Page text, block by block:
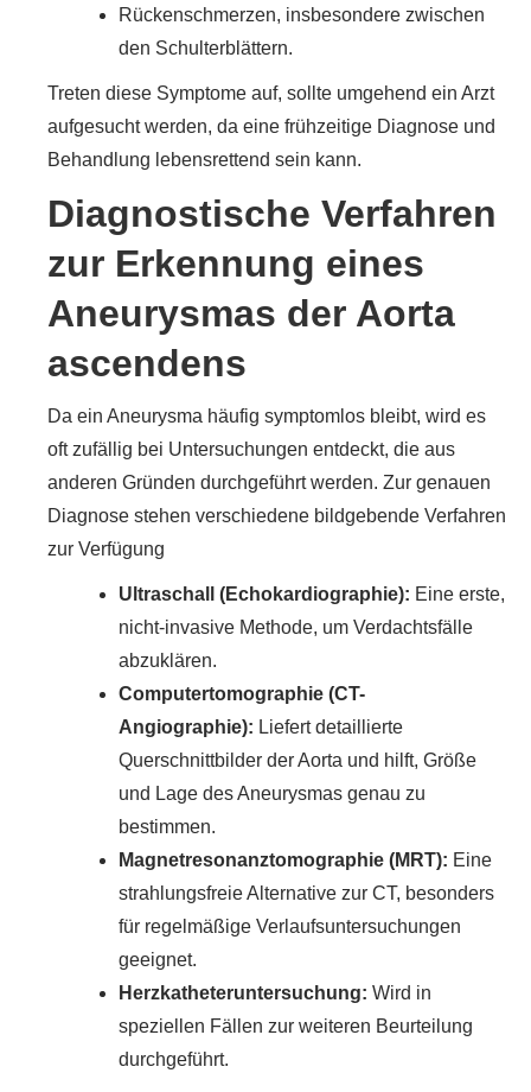
Rückenschmerzen, insbesondere zwischen
den Schulterblättern.
Treten diese Symptome auf, sollte umgehend ein Arzt
aufgesucht werden, da eine frühzeitige Diagnose und
Behandlung lebensrettend sein kann.
Diagnostische Verfahren
zur Erkennung eines
Aneurysmas der Aorta
ascendens
Da ein Aneurysma häufig symptomlos bleibt, wird es
oft zufällig bei Untersuchungen entdeckt, die aus
anderen Gründen durchgeführt werden. Zur genauen
Diagnose stehen verschiedene bildgebende Verfahren
zur Verfügung
Ultraschall (Echokardiographie): Eine erste,
nicht-invasive Methode, um Verdachtsfälle
abzuklären.
Computertomographie (CT-
Angiographie): Liefert detaillierte
Querschnittbilder der Aorta und hilft, Größe
und Lage des Aneurysmas genau zu
bestimmen.
Magnetresonanztomographie (MRT): Eine
strahlungsfreie Alternative zur CT, besonders
für regelmäßige Verlaufsuntersuchungen
geeignet.
Herzkatheteruntersuchung: Wird in
speziellen Fällen zur weiteren Beurteilung
durchgeführt.